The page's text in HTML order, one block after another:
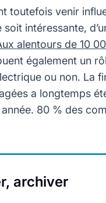
toutefois venir
soit intéressante,
alentours de 10
également un
ou non. La
a longtemps
80 % des
archiver